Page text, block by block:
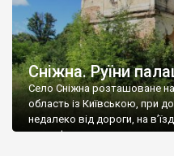
Сніжна. Руїни
Село Сніжна розташоване на
область із Київською, при
недалеко від дороги, на
рельєфне пано, яке показує